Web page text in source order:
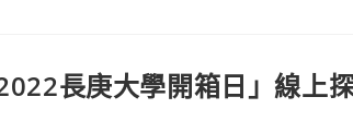
長庚大學開箱日」線上